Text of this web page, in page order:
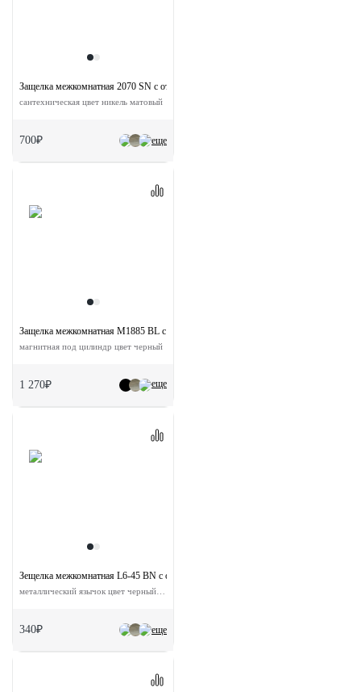
еще
Защелка межкомнатная 2070 SN с ответной планкой
сантехническая цвет никель матовый
700₽
еще
Защелка межкомнатная M1885 BL с ответной планкой
магнитная под цилиндр цвет черный
1 270₽
еще
Зещелка межкомнатная L6-45 BN с ответной планкой
340₽